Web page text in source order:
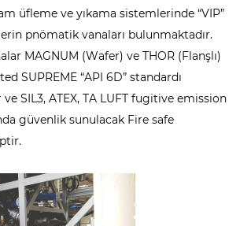
üfleme ve yıkama sistemlerinde “VIP”
pnömatik vanaları bulunmaktadır.
MAGNUM (Wafer) ve THOR (Flanşlı)
SUPREME “API 6D” standardı
ve SIL3, ATEX, TA LUFT fugitive emission
güvenlik sunulacak Fire safe